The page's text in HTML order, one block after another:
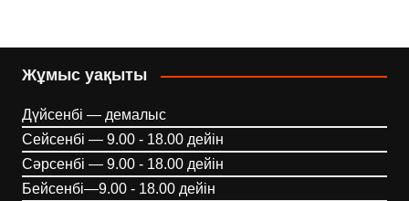
Жұмыс уақыты
Дүйсенбі — демалыс
Сейсенбі — 9.00 - 18.00 дейін
Сәрсенбі — 9.00 - 18.00 дейін
Бейсенбі—9.00 - 18.00 дейін